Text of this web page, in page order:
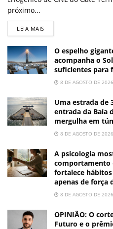
próximo...
LEIA MAIS
O espelho
acompanha o
suficientes para
8 DE AGOSTO DE 2026
Uma estrada de
entrada da Baía
mergulha em
8 DE AGOSTO DE 2026
A psicologia
comportamento
fortalece
apenas de força
8 DE AGOSTO DE 2026
OPINIÃO: O
Futuro e o